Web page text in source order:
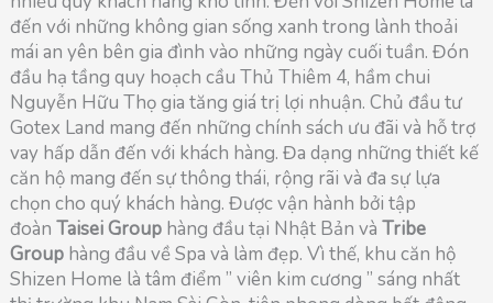
đến với những không gian sống xanh trong lành thoải
mái an yên bên gia đình vào những ngày cuối tuần. Đón
đầu hạ tầng quy hoạch cầu Thủ Thiêm 4, hầm chui
Nguyễn Hữu Thọ gia tăng giá trị lợi nhuận. Chủ đầu tư
Gotex Land mang đến những chính sách ưu đãi và hỗ trợ
vay hấp dẫn đến với khách hàng. Đa dạng những thiết kế
căn hộ mang đến sự thông thái, rộng rãi và đa sự lựa
chọn cho quý khách hàng. Được vận hành bởi tập
đoànTaisei Group hàng đầu tại Nhật Bản vàTribe
Group hàng đầu về Spa và làm đẹp. Vì thế, khu căn hộ
Shizen Home là tâm điểm ” viên kim cương ” sáng nhất